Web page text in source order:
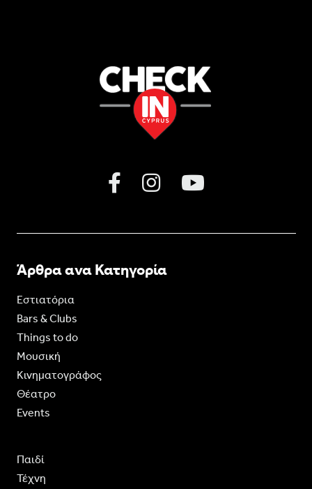
Άρθρα ανα Κατηγορία
Εστιατόρια
Bars & Clubs
Things to do
Moυσική
Κινηματογράφος
Θέατρο
Events
Παιδί
Τέχνη